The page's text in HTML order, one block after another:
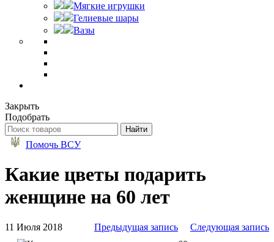
Мягкие игрушки
Гелиевые шары
Вазы
Закрыть
Подобрать
Помочь ВСУ
Какие цветы подарить
женщине на 60 лет
Предыдущая запись Следующая запись
11 Июля 2018